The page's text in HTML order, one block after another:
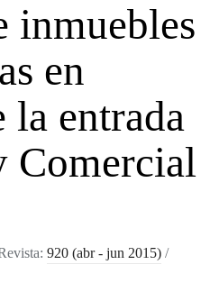
inmuebles
en
entrada
Comercial
920 (abr - jun 2015) /